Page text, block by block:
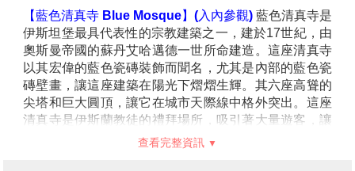
製作過程，甚至親手體驗陶藝創作。無論是色彩鮮明的
伊茲尼克瓷器、手繪藍白相間的傳統花紋，還是具有現
代感的藝術擺件，每一件作品都是獨一無二的藝術品，
極具收藏價值唷！
熱氣球之旅特別說明：
1.預訂搭乘熱氣球當日若因氣候因素導致無法搭乘時，會再次候補預
訂隔日搭乘(無法保證是否可候補成功)。
使無法搭乘熱氣球，或因氣候不佳基於安全理由取消時，將改安排於
雕，內部設有寬廣的庭院，周圍分布著馬廄、倉庫、住
宿區和清真寺，展現當 時驛站的多功能性。高聳的建築
結構與厚實的牆體，使其不僅能夠抵禦惡劣天氣，也在
歷史長河中保存良好，成為今日遊客了解古代商隊生活
的珍貴遺跡。
【雪白棉堡-巴慕卡麗 Pamukkale】(入內參觀)是一處
宛如仙境的自然奇觀，以純白的石灰岩梯田和溫泉池聞
層層如棉花般的鈣化池，映照著天空，呈現夢幻般的藍
輝煌。宏偉的羅馬劇場保存完好，階梯式座位俯瞰著廣
闊的大地，彷彿仍能聽見昔日的歡聲雷動。古代溫泉池
「克利奧帕特拉池」傳說是埃及豔后曾沐浴過的地方，
池底散落著斷裂的羅馬石柱，增添神秘色彩。漫步於遺
跡間，歷史與自然交融，彷彿穿越時光，見證這座古城
的榮耀與滄桑。
【席林潔 Sirince】是一座隱藏在山間的土耳其童話小
鎮，以紅瓦白牆的奧斯曼風格建築和葡萄酒文化聞名。
查看完整資訊
西式料理或土耳其烤肉